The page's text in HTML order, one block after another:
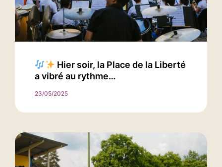
Hier soir, la Place de la Liberté
a vibré au rythme…
23/05/2025